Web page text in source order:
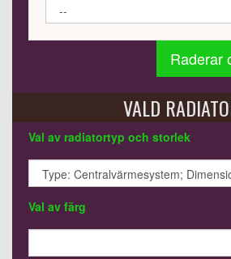
Raderar
VALD
Val av radiatortyp och storlek
Val av färg